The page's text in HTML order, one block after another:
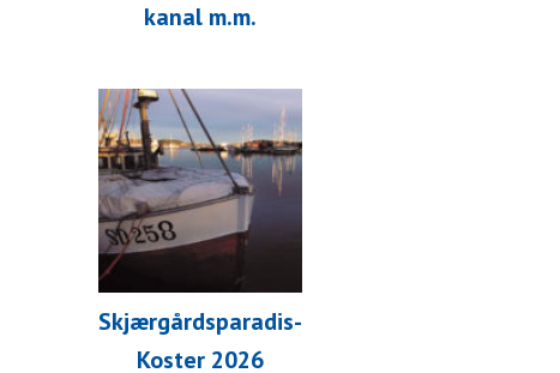
kanal m.m.
Skjærgårdsparadis-
Koster 2026